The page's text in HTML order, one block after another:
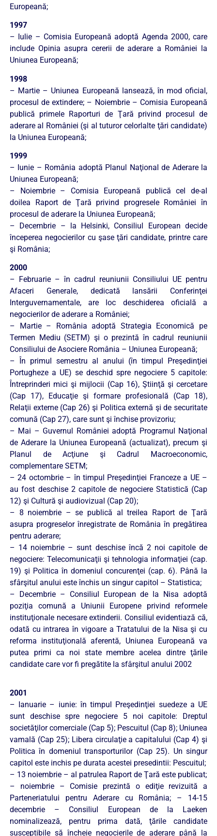
Europeană;
1997
– Iulie – Comisia Europeană adoptă Agenda 2000, care
include Opinia asupra cererii de aderare a României la
Uniunea Europeană;
1998
– Martie – Uniunea Europeană lansează, în mod oficial,
procesul de extindere; – Noiembrie – Comisia Europeană
publică primele Raporturi de Ţară privind procesul de
aderare al României (şi al tuturor celorlalte ţări candidate)
la Uniunea Europeană;
1999
– Iunie – România adoptă Planul Naţional de Aderare la
Uniunea Europeană;
– Noiembrie – Comisia Europeană publică cel de-al
doilea Raport de Ţară privind progresele României în
procesul de aderare la Uniunea Europeană;
– Decembrie – la Helsinki, Consiliul European decide
începerea negocierilor cu şase ţări candidate, printre care
şi România;
2000
– Februarie – în cadrul reuniunii Consiliului UE pentru
Afaceri Generale, dedicată lansării Conferinţei
Interguvernamentale, are loc deschiderea oficială a
negocierilor de aderare a României;
– Martie – România adoptă Strategia Economică pe
Termen Mediu (SETM) şi o prezintă în cadrul reuniunii
Consiliului de Asociere România – Uniunea Europeană;
– În primul semestru al anului (în timpul Preşedinţiei
Portugheze a UE) se deschid spre negociere 5 capitole:
Întreprinderi mici şi mijlocii (Cap 16), Ştiinţă şi cercetare
(Cap 17), Educaţie şi formare profesională (Cap 18),
Relaţii externe (Cap 26) şi Politica externă şi de securitate
comună (Cap 27), care sunt şi închise provizoriu;
– Mai – Guvernul României adoptă Programul Naţional
de Aderare la Uniunea Europeană (actualizat), precum şi
Planul de Acţiune şi Cadrul Macroeconomic,
complementare SETM;
– 24 octombrie – în timpul Preşedinţiei Franceze a UE –
au fost deschise 2 capitole de negociere Statistică (Cap
12) şi Cultură şi audiovizual (Cap 20);
– 8 noiembrie – se publică al treilea Raport de Ţară
asupra progreselor înregistrate de România în pregătirea
pentru aderare;
– 14 noiembrie – sunt deschise încă 2 noi capitole de
negociere: Telecomunicaţii şi tehnologia informaţiei (cap.
19) şi Politica în domeniul concurenţei (cap. 6). Până la
sfârşitul anului este închis un singur capitol – Statistica;
– Decembrie – Consiliul European de la Nisa adoptă
poziţia comună a Uniunii Europene privind reformele
instituţionale necesare extinderii. Consiliul evidentiază că,
odată cu intrarea în vigoare a Tratatului de la Nisa şi cu
reforma instituţională aferentă, Uniunea Europeană va
putea primi ca noi state membre acelea dintre ţările
candidate care vor fi pregătite la sfârşitul anului 2002
2001
– Ianuarie – iunie: în timpul Preşedinţiei suedeze a UE
sunt deschise spre negociere 5 noi capitole: Dreptul
societăţilor comerciale (Cap 5); Pescuitul (Cap 8); Uniunea
vamală (Cap 25); Libera circulaţie a capitalului (Cap 4) şi
Politica în domeniul transporturilor (Cap 25). Un singur
capitol este inchis pe durata acestei presedintii: Pescuitul;
– 13 noiembrie – al patrulea Raport de Ţară este publicat;
– noiembrie – Comisie prezintă o ediţie revizuită a
Parteneriatului pentru Aderare cu România; – 14-15
decembrie – Consiliul European de la Laeken
nominalizează, pentru prima dată, ţările candidate
susceptibile să încheie negocierile de aderare până la